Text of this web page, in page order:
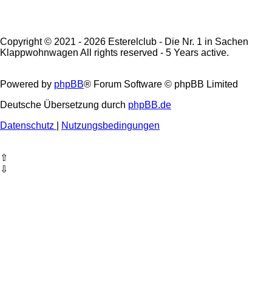
Copyright © 2021 - 2026 Esterelclub - Die Nr. 1 in Sachen
Klappwohnwagen All rights reserved - 5 Years active.
Powered by phpBB® Forum Software © phpBB Limited
Deutsche Übersetzung durch phpBB.de
Datenschutz
Nutzungsbedingungen
⇧
⇩